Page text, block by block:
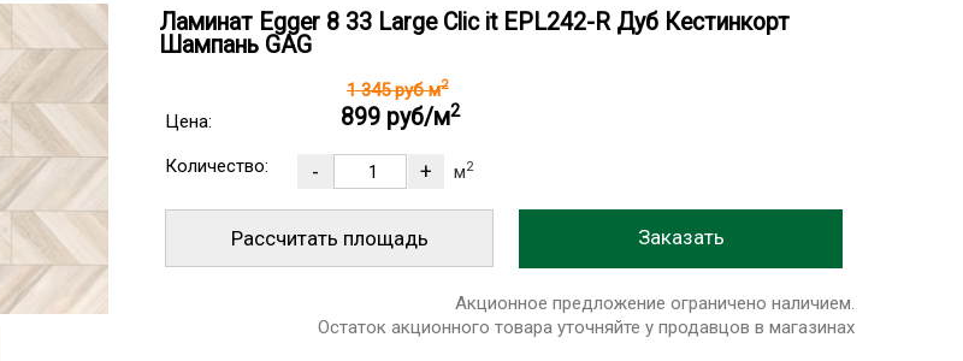
Ламинат Egger 8 33 Large Clic it EPL242-R Дуб Кестинкорт
Шампань GAG
Цена:
1 345 рубм2
899 руб/м2
Количество: м2
Рассчитать площадь
Акционное предложение ограничено наличием.
Остаток акционного товара уточняйте у продавцов в магазинах